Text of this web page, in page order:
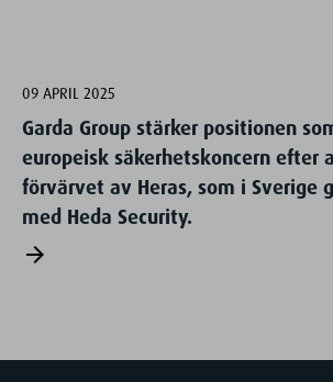
09 APRIL 2025
Garda Group stärker positionen
europeisk säkerhetskoncern efter
förvärvet av Heras, som i Sverige
med Heda Security.
arrow_forward